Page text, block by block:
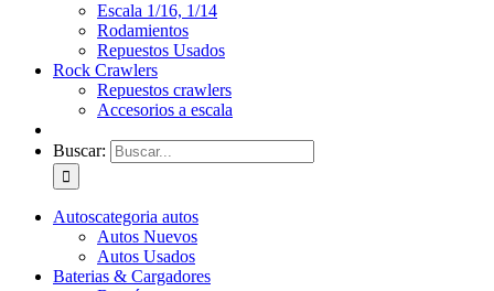
Escala 1/16, 1/14
Rodamientos
Repuestos Usados
Rock Crawlers
Repuestos crawlers
Accesorios a escala
Buscar:
Autoscategoria autos
Autos Nuevos
Autos Usados
Baterias & Cargadores